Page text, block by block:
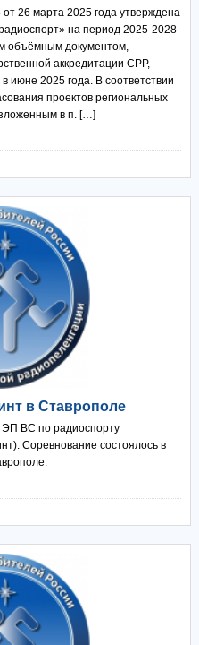
26 марта 2025 года утверждена
на период 2025-2028
объёмным документом,
аккредитации СРР,
июне 2025 года. В соответствии
проектов региональных
в п. […]
в Ставрополе
ЭП ВС по радиоспорту
Соревнование состоялось в